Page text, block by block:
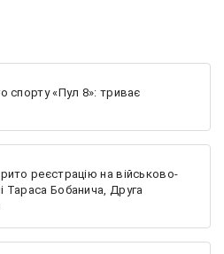
спорту «Пул 8»: триває
реєстрацію на військово-
Тараса Бобанича, Друга